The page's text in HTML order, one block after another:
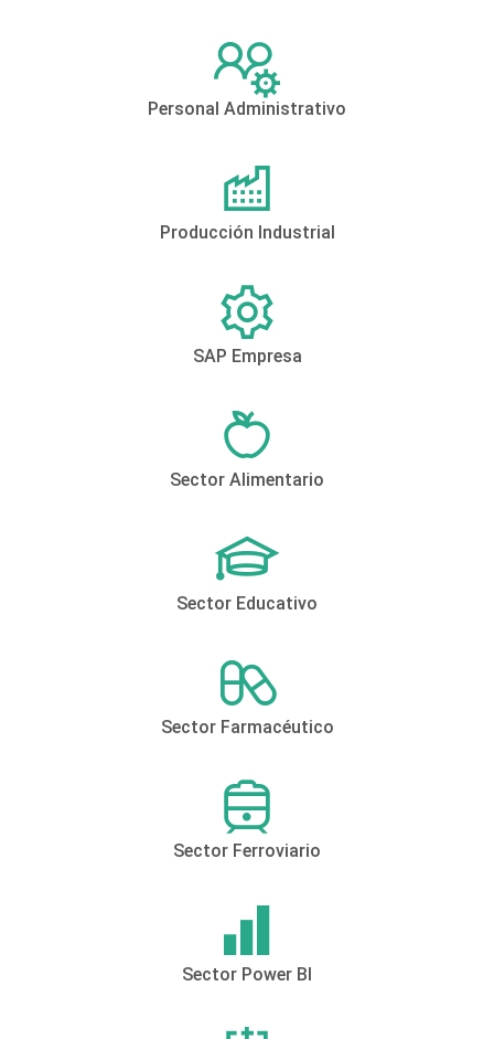
Personal Administrativo
Producción Industrial
SAP Empresa
Sector Alimentario
Sector Educativo
Sector Farmacéutico
Sector Ferroviario
Sector Power BI